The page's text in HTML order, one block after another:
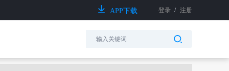
APP下载 登录 / 注册